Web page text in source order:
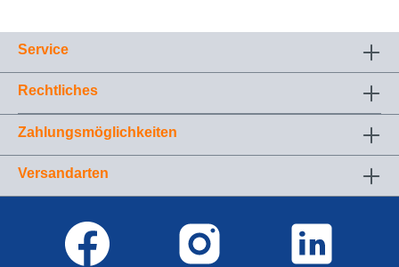
Service
Rechtliches
Zahlungsmöglichkeiten
Versandarten